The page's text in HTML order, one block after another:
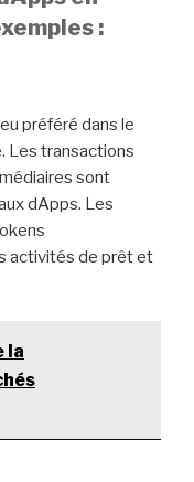
:
préféré dans le
Les transactions
sont
dApps. Les
activités de prêt et
la